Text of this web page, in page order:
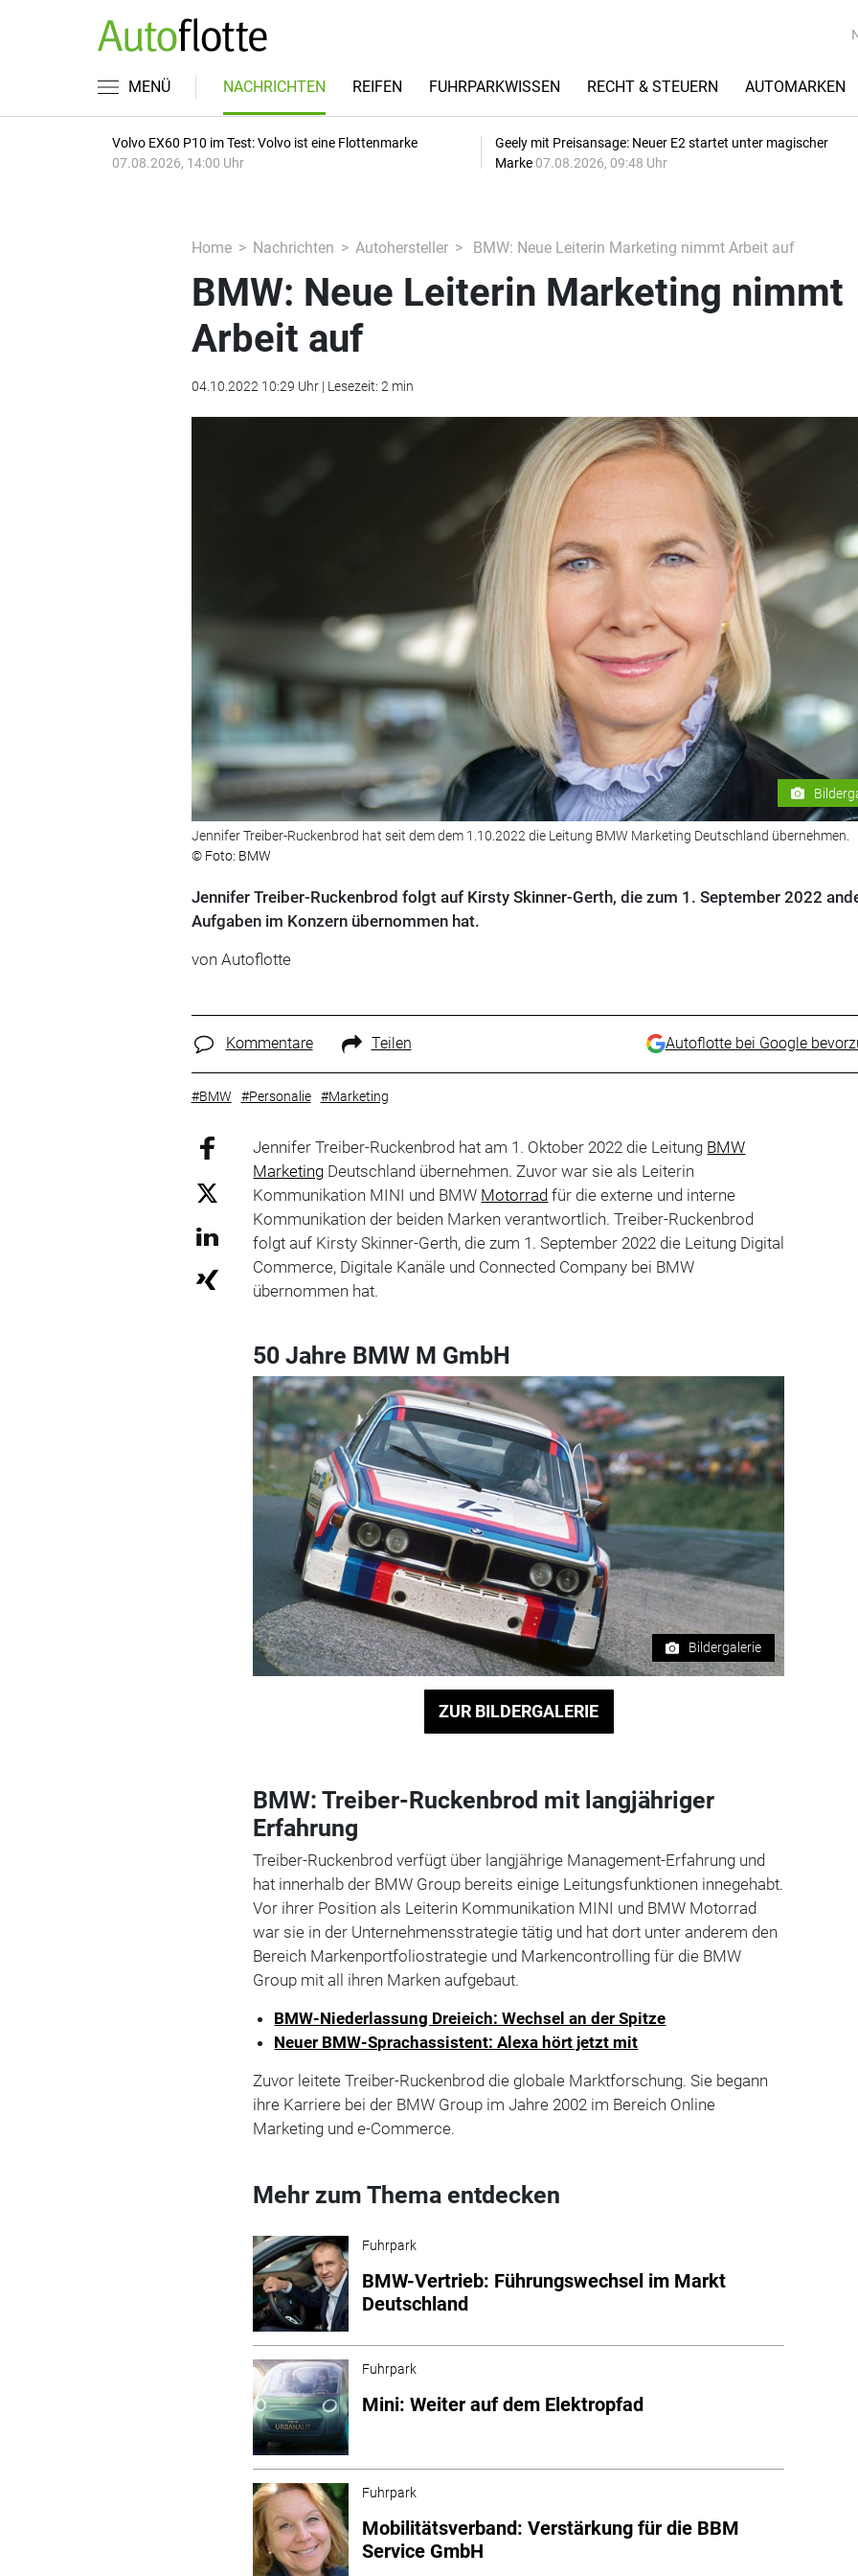
MENÜ NACHRICHTEN REIFEN FUHRPARKWISSEN RECHT & STEUERN AUTOMARKEN
Volvo EX60 P10 im Test: Volvo ist eine Flottenmarke
07.08.2026, 14:00 Uhr
Geely mit Preisansage: Neuer E2 startet unter magischer
Marke 07.08.2026, 09:48 Uhr
Home Nachrichten Autohersteller BMW: Neue Leiterin Marketing nimmt Arbeit auf
BMW: Neue Leiterin Marketing nimmt
Arbeit auf
04.10.2022 10:29 Uhr | Lesezeit: 2 min
Jennifer Treiber-Ruckenbrod hat seit dem dem 1.10.2022 die Leitung BMW Marketing Deutschland übernehmen.
© Foto: BMW
Jennifer Treiber-Ruckenbrod folgt auf Kirsty Skinner-Gerth, die zum 1. September 2022
Aufgaben im Konzern übernommen hat.
von Autoflotte
Kommentare Teilen Autoflotte bei Google
#BMW #Personalie #Marketing
Jennifer Treiber-Ruckenbrod hat am 1. Oktober 2022 die Leitung BMW
Marketing Deutschland übernehmen. Zuvor war sie als Leiterin
Kommunikation MINI und BMW Motorrad für die externe und interne
Kommunikation der beiden Marken verantwortlich. Treiber-Ruckenbrod
folgt auf Kirsty Skinner-Gerth, die zum 1. September 2022 die Leitung Digital
Commerce, Digitale Kanäle und Connected Company bei BMW
übernommen hat.
50 Jahre BMW M GmbH
Bildergalerie
ZUR BILDERGALERIE
BMW: Treiber-Ruckenbrod mit langjähriger
Erfahrung
Treiber-Ruckenbrod verfügt über langjährige Management-Erfahrung und
hat innerhalb der BMW Group bereits einige Leitungsfunktionen innegehabt.
Vor ihrer Position als Leiterin Kommunikation MINI und BMW Motorrad
war sie in der Unternehmensstrategie tätig und hat dort unter anderem den
Bereich Markenportfoliostrategie und Markencontrolling für die BMW
Group mit all ihren Marken aufgebaut.
BMW-Niederlassung Dreieich: Wechsel an der Spitze
Neuer BMW-Sprachassistent: Alexa hört jetzt mit
Zuvor leitete Treiber-Ruckenbrod die globale Marktforschung. Sie begann
ihre Karriere bei der BMW Group im Jahre 2002 im Bereich Online
Marketing und e-Commerce.
Mehr zum Thema entdecken
Fuhrpark
BMW-Vertrieb: Führungswechsel im Markt
Deutschland
Fuhrpark
Mini: Weiter auf dem Elektropfad
Fuhrpark
Mobilitätsverband: Verstärkung für die BBM
Service GmbH